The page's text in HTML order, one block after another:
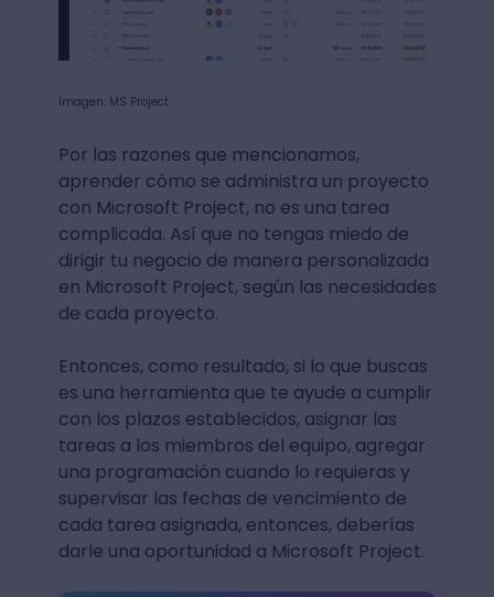
Imagen: MS Project
Por las razones que mencionamos,
aprender cómo se administra un proyecto
con Microsoft Project, no es una tarea
complicada. Así que no tengas miedo de
dirigir tu negocio de manera personalizada
en Microsoft Project, según las necesidades
de cada proyecto.
Entonces, como resultado, si lo que buscas
es una herramienta que te ayude a cumplir
con los plazos establecidos, asignar las
tareas a los miembros del equipo, agregar
una programación cuando lo requieras y
supervisar las fechas de vencimiento de
cada tarea asignada, entonces, deberías
darle una oportunidad a Microsoft Project.